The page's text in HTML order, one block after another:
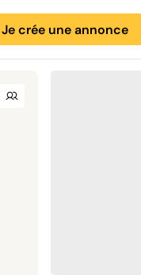
Je crée une annonce